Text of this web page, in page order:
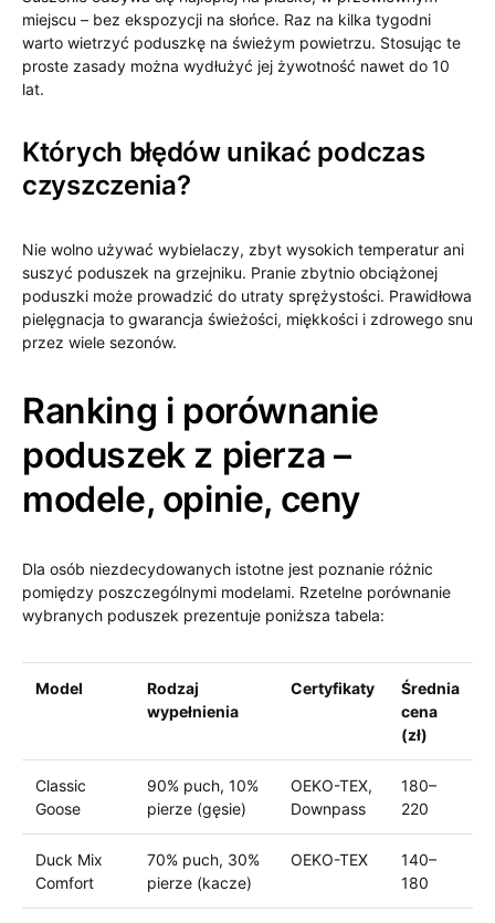
miejscu – bez ekspozycji na słońce. Raz na kilka tygodni
warto wietrzyć poduszkę na świeżym powietrzu. Stosując te
proste zasady można wydłużyć jej żywotność nawet do 10
lat.
Których błędów unikać podczas
czyszczenia?
Nie wolno używać wybielaczy, zbyt wysokich temperatur ani
suszyć poduszek na grzejniku. Pranie zbytnio obciążonej
poduszki może prowadzić do utraty sprężystości. Prawidłowa
pielęgnacja to gwarancja świeżości, miękkości i zdrowego snu
przez wiele sezonów.
Ranking i porównanie
poduszek z pierza –
modele, opinie, ceny
Dla osób niezdecydowanych istotne jest poznanie różnic
pomiędzy poszczególnymi modelami. Rzetelne porównanie
wybranych poduszek prezentuje poniższa tabela:
Model
Rodzaj
wypełnienia
Certyfikaty
Średnia
cena
(zł)
Classic
Goose
90% puch, 10%
pierze (gęsie)
OEKO-TEX,
Downpass
180–
220
Duck Mix
Comfort
70% puch, 30%
pierze (kacze)
OEKO-TEX
140–
180